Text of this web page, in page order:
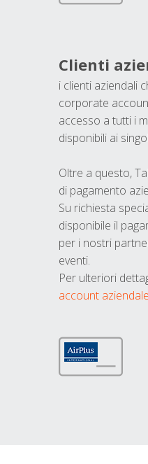
Clienti
i clienti aziendali
corporate
accesso a tutti i
disponibili ai
Oltre a questo,
di pagamento
Su richiesta
disponibile il
per i nostri
eventi.
Per ulteriori
account aziendale